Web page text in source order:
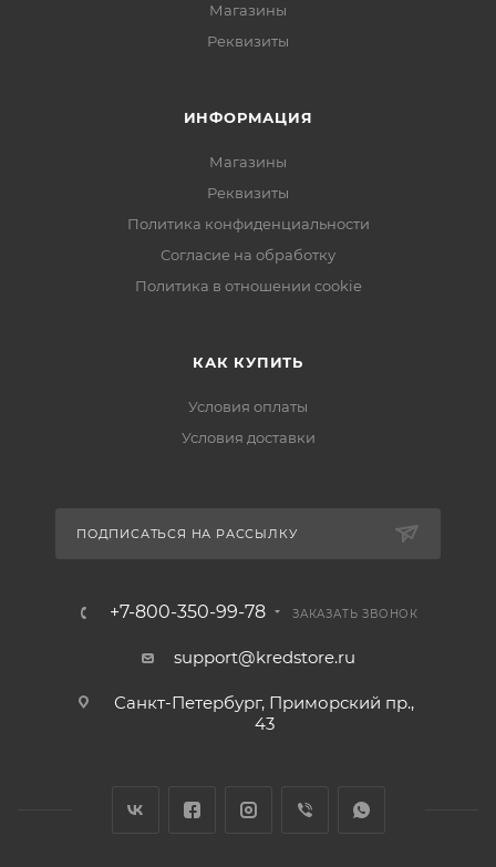
Магазины
Реквизиты
ИНФОРМАЦИЯ
Магазины
Реквизиты
Политика конфиденциальности
Согласие на обработку
Политика в отношении cookie
КАК КУПИТЬ
Условия оплаты
Условия доставки
ПОДПИСАТЬСЯ НА РАССЫЛКУ
+7-800-350-99-78 ЗАКАЗАТЬ ЗВОНОК
support@kredstore.ru
Санкт-Петербург, Приморский пр.,
43